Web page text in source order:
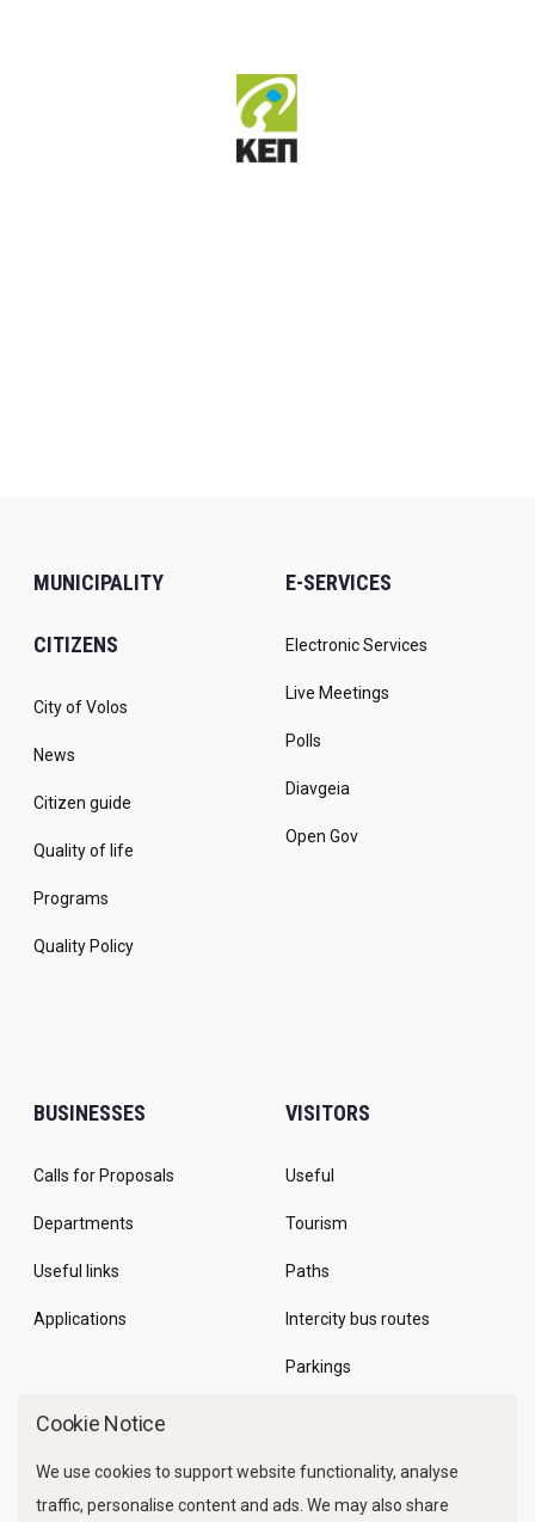
MUNICIPALITY
CITIZENS
City of Volos
News
Citizen guide
Quality of life
Programs
Quality Policy
E-SERVICES
Electronic Services
Live Meetings
Polls
Diavgeia
Open Gov
BUSINESSES
Calls for Proposals
Departments
Useful links
Applications
VISITORS
Useful
Tourism
Paths
Intercity bus routes
Parkings
Cookie Notice
We use cookies to support website functionality, analyse
traffic, personalise content and ads. We may also share